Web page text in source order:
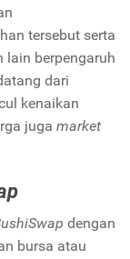
tersebut serta
lain berpengaruh
dari
kenaikan
juga market
dengan
bursa atau